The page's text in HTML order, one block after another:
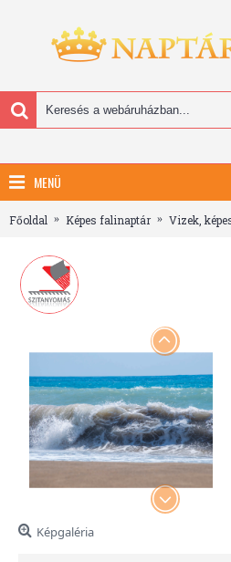
MENÜ
Főoldal Képes falinaptár Vizek,
Képgaléria